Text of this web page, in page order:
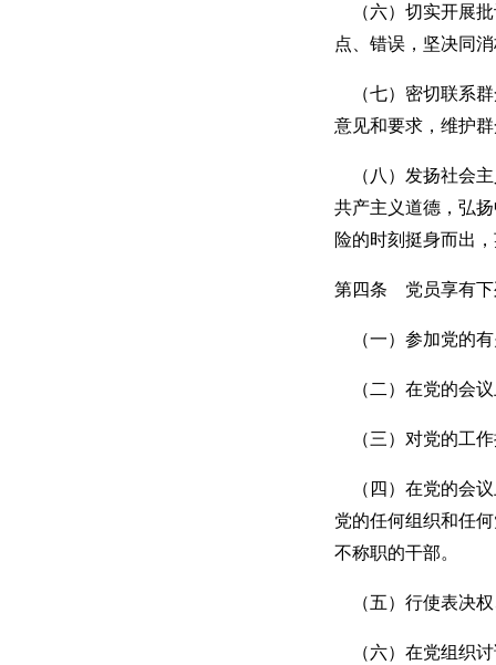
（六）切实开展批
点、错误，坚决同
（七）密切联系群
意见和要求，维护
（八）发扬社会主
共产主义道德，弘
险的时刻挺身而出
第四条 党员享有下
（一）参加党的有
（二）在党的会议
（三）对党的工作
（四）在党的会议
党的任何组织和任
不称职的干部。
（五）行使表决权
（六）在党组织讨